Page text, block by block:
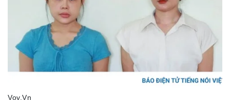
Hậu trường